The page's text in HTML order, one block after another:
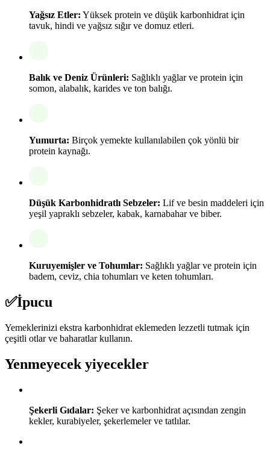
Yağsız Etler: Yüksek protein ve düşük karbonhidrat için
tavuk, hindi ve yağsız sığır ve domuz etleri.
Balık ve Deniz Ürünleri: Sağlıklı yağlar ve protein için
somon, alabalık, karides ve ton balığı.
Yumurta: Birçok yemekte kullanılabilen çok yönlü bir
protein kaynağı.
Düşük Karbonhidratlı Sebzeler: Lif ve besin maddeleri için
yeşil yapraklı sebzeler, kabak, karnabahar ve biber.
Kuruyemişler ve Tohumlar: Sağlıklı yağlar ve protein için
badem, ceviz, chia tohumları ve keten tohumları.
✅İpucu
Yemeklerinizi ekstra karbonhidrat eklemeden lezzetli tutmak için
çeşitli otlar ve baharatlar kullanın.
Yenmeyecek yiyecekler
Şekerli Gıdalar: Şeker ve karbonhidrat açısından zengin
kekler, kurabiyeler, şekerlemeler ve tatlılar.